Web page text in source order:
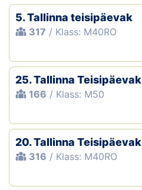
5. Tallinna teisipäevak
317 / Klass: M40RO
25. Tallinna Teisipäevak
166 / Klass: M50
20. Tallinna Teisipäevak
316 / Klass: M40RO